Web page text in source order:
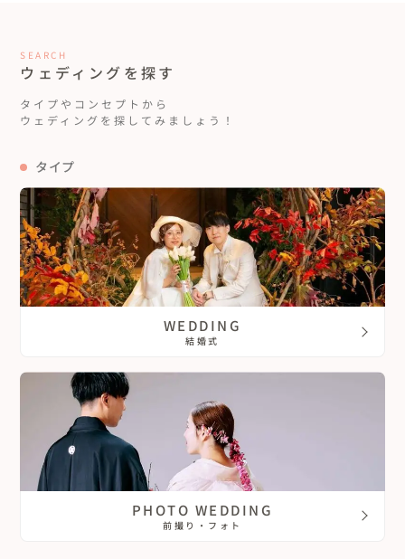
SEARCH
ウェディングを探す
タイプやコンセプトから
ウェディングを探してみましょう！
タイプ
WEDDING
結婚式
PHOTO WEDDING
前撮り・フォト